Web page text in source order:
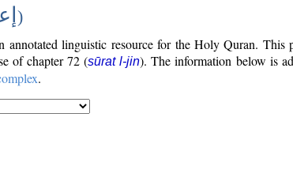
)
annotated linguistic resource for the Holy Quran. This
of chapter 72 (sūrat l-jin). The information below is
.